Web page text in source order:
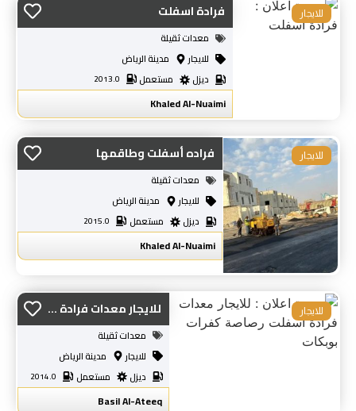
فرادة اسفلت
معدات ثقيلة
للايجار
مدينة الرياض
ديزل
مستعمل 2013.0
Khaled Al-Nuaimi
للايجار
فراده أسفلت وطاقمها
معدات ثقيلة
للايجار
مدينة الرياض
ديزل
مستعمل 2015.0
Khaled Al-Nuaimi
للايجار
للايجار معدات فرادة ...
معدات ثقيلة
للايجار
مدينة الرياض
ديزل
مستعمل 2014.0
Basil Al-Ateeq
للايجار